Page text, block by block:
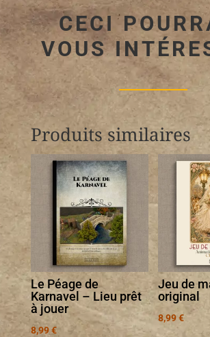
CECI
VOUS
Produits similaires
Le Péage de
Karnavel – Lieu prêt
à jouer
8,99€
Jeu de
original
8,99€